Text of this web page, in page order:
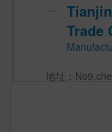
Trade
地址：